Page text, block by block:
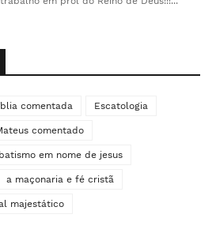
comentada Escatologia
comentado
batismo em nome de jesus
a maçonaria e fé cristã
majestático